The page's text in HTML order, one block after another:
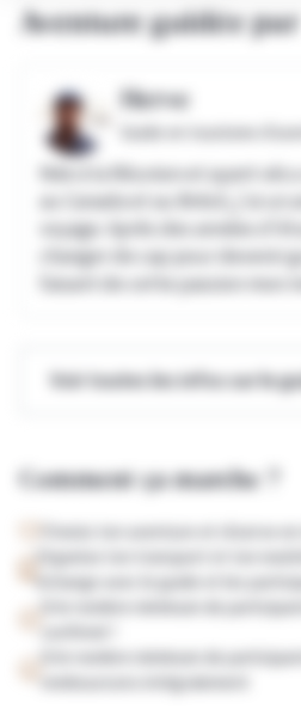
Aventure guidée par
Herve
Guide en tourisme
Née à la Réunion et ayant
au Canada et au Brésil, j'ai un
voyage. Après des années
changer de cap pour devenir
faisant de cette passion mon
Voir toutes les infos sur le
Comment ça marche ?
Choisis ton aventure et réserve